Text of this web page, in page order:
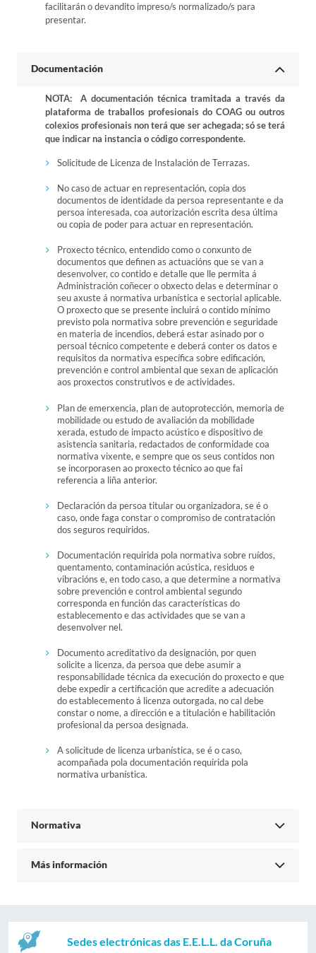
facilitarán o devandito impreso/s normalizado/s para
presentar.
Documentación
NOTA: A documentación técnica tramitada a través da
plataforma de traballos profesionais do COAG ou outros
colexios profesionais non terá que ser achegada; só se terá
que indicar na instancia o código correspondente.
Solicitude de Licenza de Instalación de Terrazas.
No caso de actuar en representación, copia dos
documentos de identidade da persoa representante e da
persoa interesada, coa autorización escrita desa última
ou copia de poder para actuar en representación.
Proxecto técnico, entendido como o conxunto de
documentos que definen as actuacións que se van a
desenvolver, co contido e detalle que lle permita á
Administración coñecer o obxecto delas e determinar o
seu axuste á normativa urbanística e sectorial aplicable.
O proxecto que se presente incluirá o contido mínimo
previsto pola normativa sobre prevención e seguridade
en materia de incendios, deberá estar asinado por o
persoal técnico competente e deberá conter os datos e
requisitos da normativa específica sobre edificación,
prevención e control ambiental que sexan de aplicación
aos proxectos construtivos e de actividades.
Plan de emerxencia, plan de autoprotección, memoria de
mobilidade ou estudo de avaliación da mobilidade
xerada, estudo de impacto acústico e dispositivo de
asistencia sanitaria, redactados de conformidade coa
normativa vixente, e sempre que os seus contidos non
se incorporasen ao proxecto técnico ao que fai
referencia a liña anterior.
Declaración da persoa titular ou organizadora, se é o
caso, onde faga constar o compromiso de contratación
dos seguros requiridos.
Documentación requirida pola normativa sobre ruídos,
quentamento, contaminación acústica, residuos e
vibracións e, en todo caso, a que determine a normativa
sobre prevención e control ambiental segundo
corresponda en función das características do
establecemento e das actividades que se van a
desenvolver nel.
Documento acreditativo da designación, por quen
solicite a licenza, da persoa que debe asumir a
responsabilidade técnica da execución do proxecto e que
debe expedir a certificación que acredite a adecuación
do establecemento á licenza outorgada, no cal debe
constar o nome, a dirección e a titulación e habilitación
profesional da persoa designada.
A solicitude de licenza urbanística, se é o caso,
acompañada pola documentación requirida pola
normativa urbanística.
Normativa
Más información
Sedes electrónicas das E.E.L.L. da Coruña